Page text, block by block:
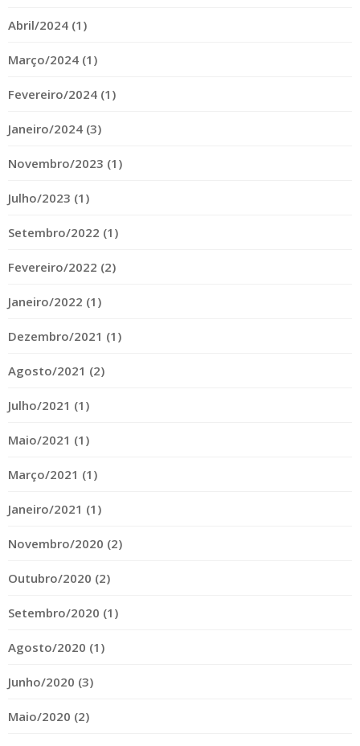
Abril/2024 (1)
Março/2024 (1)
Fevereiro/2024 (1)
Janeiro/2024 (3)
Novembro/2023 (1)
Julho/2023 (1)
Setembro/2022 (1)
Fevereiro/2022 (2)
Janeiro/2022 (1)
Dezembro/2021 (1)
Agosto/2021 (2)
Julho/2021 (1)
Maio/2021 (1)
Março/2021 (1)
Janeiro/2021 (1)
Novembro/2020 (2)
Outubro/2020 (2)
Setembro/2020 (1)
Agosto/2020 (1)
Junho/2020 (3)
Maio/2020 (2)